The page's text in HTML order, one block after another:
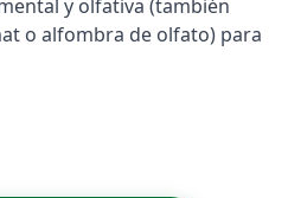
y olfativa (también
o alfombra de olfato) para